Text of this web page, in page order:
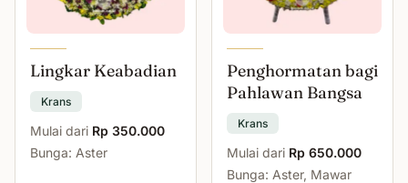
Lingkar Keabadian
Krans
Mulai dari Rp 350.000
Bunga: Aster
Penghormatan bagi
Pahlawan Bangsa
Krans
Mulai dari Rp 650.000
Bunga: Aster, Mawar